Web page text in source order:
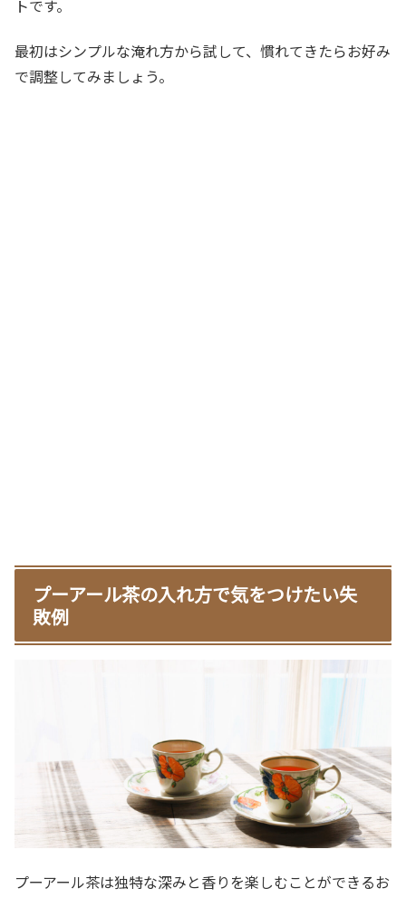
トです。
最初はシンプルな淹れ方から試して、慣れてきたらお好み
で調整してみましょう。
プーアール茶の入れ方で気をつけたい失
敗例
プーアール茶は独特な深みと香りを楽しむことができるお